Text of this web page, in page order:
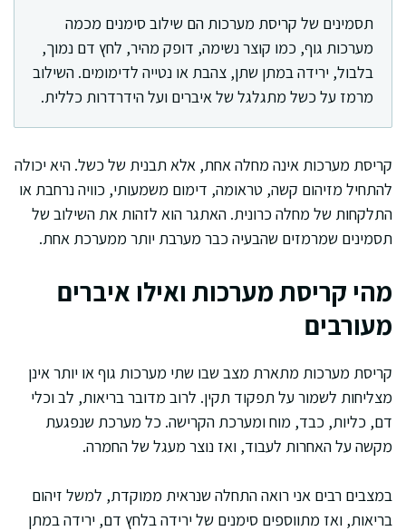
תסמינים של קריסת מערכות הם שילוב סימנים מכמה
מערכות גוף, כמו קוצר נשימה, דופק מהיר, לחץ דם נמוך,
בלבול, ירידה במתן שתן, צהבת או נטייה לדימומים. השילוב
מרמז על כשל מתגלגל של איברים ועל הידרדרות כללית.
קריסת מערכות אינה מחלה אחת, אלא תבנית של כשל. היא יכולה
להתחיל מזיהום קשה, טראומה, דימום משמעותי, כוויה נרחבת או
התלקחות של מחלה כרונית. האתגר הוא לזהות את השילוב של
תסמינים שמרמזים שהבעיה כבר מערבת יותר ממערכת אחת.
מהי קריסת מערכות ואילו איברים
מעורבים
קריסת מערכות מתארת מצב שבו שתי מערכות גוף או יותר אינן
מצליחות לשמור על תפקוד תקין. לרוב מדובר בריאות, לב וכלי
דם, כליות, כבד, מוח ומערכת הקרישה. כל מערכת שנפגעת
מקשה על האחרות לעבוד, ואז נוצר מעגל של החמרה.
במצבים רבים אני רואה התחלה שנראית ממוקדת, למשל זיהום
בריאות, ואז מתווספים סימנים של ירידה בלחץ דם, ירידה במתן